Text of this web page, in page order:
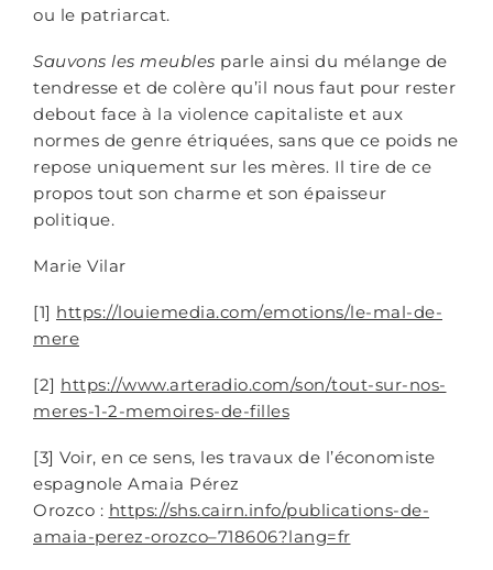
ou le patriarcat.
Sauvons les meubles parle ainsi du mélange de
tendresse et de colère qu’il nous faut pour rester
debout face à la violence capitaliste et aux
normes de genre étriquées, sans que ce poids ne
repose uniquement sur les mères. Il tire de ce
propos tout son charme et son épaisseur
politique.
Marie Vilar
[1] https://louiemedia.com/emotions/le-mal-de-
mere
[2] https://www.arteradio.com/son/tout-sur-nos-
meres-1-2-memoires-de-filles
[3] Voir, en ce sens, les travaux de l’économiste
espagnole Amaia Pérez
Orozco : https://shs.cairn.info/publications-de-
amaia-perez-orozco–718606?lang=fr